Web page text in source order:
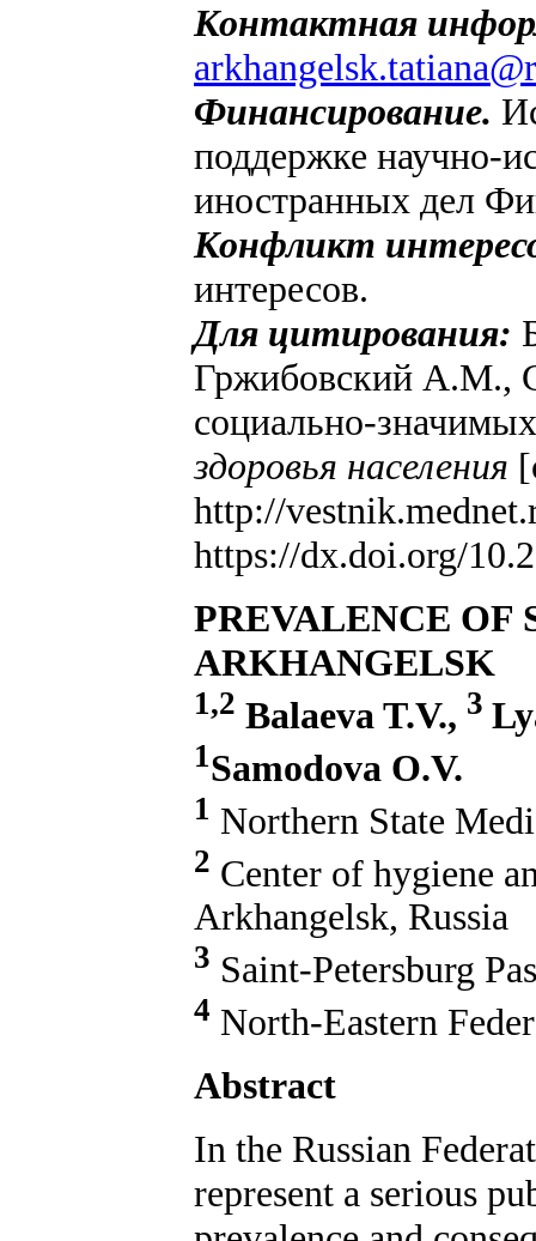
Контактная
Финансирование.
поддержке научно-
иностранных дел
Конфликт
интересов.
Для цитирования:
Гржибовский А.М.,
социально-
здоровья населения
http://
https://dx.doi.org/
PREVALENCE
ARKHANGELSK
1,2 Balaeva T.V., 3
1Samodovа O.V.
1 Northern State
2 Center of hygiene
Arkhangelsk, Russia
3 Saint-Petersburg
4 North-Eastern
Abstract
In the Russian
represent a serious